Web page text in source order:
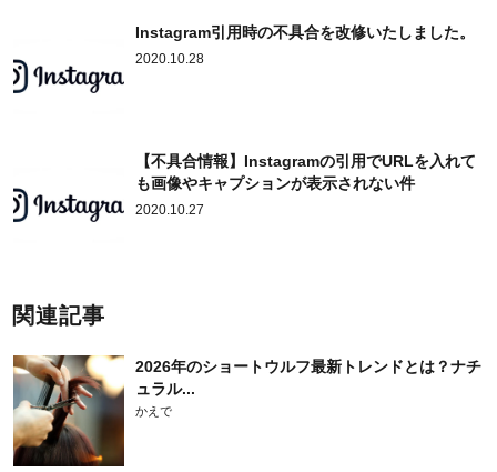
Instagram引用時の不具合を改修いたしました。
2020.10.28
【不具合情報】Instagramの引用でURLを入れて
も画像やキャプションが表示されない件
2020.10.27
関連記事
2026年のショートウルフ最新トレンドとは？ナチ
ュラル...
かえで